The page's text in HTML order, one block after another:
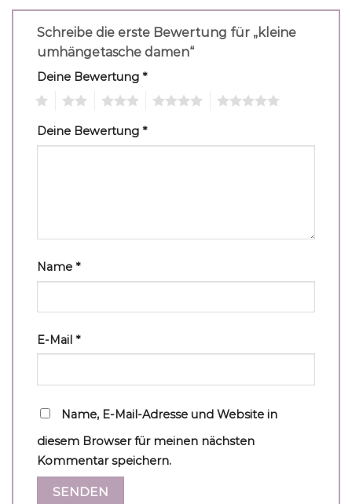
Schreibe die erste Bewertung für „kleine
umhängetasche damen“
Deine Bewertung *
Deine Bewertung *
Name *
E-Mail *
Name, E-Mail-Adresse und Website in
diesem Browser für meinen nächsten
Kommentar speichern.